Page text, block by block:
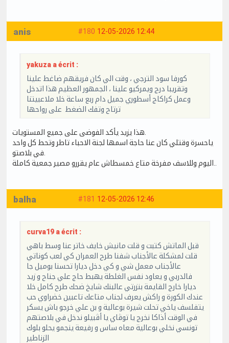
#180 12-05-2026 12:44
anis
yakuza a écrit :
كورفا سود الترجي ، وقت الي كان فريقهم ضاغط علينا
وتقريبا درج ويمركيو علينا ، الجمهور العظيم هذا اتدخل
وعمل كراكاج أسطوري جميل دام ربع ساعة خلا ملاعبيتنا
ترتاح وتفك الضغط على رواحها
ياحسرة وقتلي كان عنا حاجة اسمها لجنة الاحباء تاطر وتحط كل واحد
#181 12-05-2026 12:46
balha
curva19 a écrit :
قبل الماتش كتبت و قلت مانيش خايف خاتر عنا وسط باهي
قلت لمشكلة عالأجناب شفنا طرح العمران كي لعب كوناتي
عالأجناب معمل شي و كي دخل ديارا تحسنا بوميل جا
فالدربي و يعاود نفس الغلطة يهبط حاج علي جناح و زيد
ديارا خارج القايمة بنزرتي عالبنك شايخ ضحك طرح كامل خلا
عندك الكورة و راكش يعرف لجناب متاعك تاعبين خضراوي حب
يتفلسف ياخي تحلت شيرة بوعالية و بن علي خرجو باش يسكر
في الوقت أذاكا نخرج يا توڨاي يا أڨبيلو ندخل في بلاصتهم
تونسي نخلي بوعالية معاه ساس و رفيعة ينجمو يحلو بلوك
الزناطير